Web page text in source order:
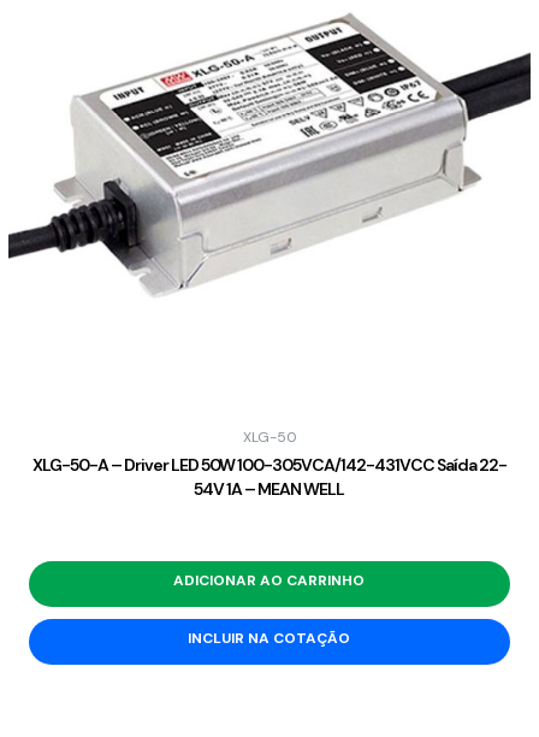
XLG-50
XLG-50-A – Driver LED 50W 100-305VCA/142-431VCC Saída 22-
54V 1A – MEAN WELL
ADICIONAR AO CARRINHO
INCLUIR NA COTAÇÃO